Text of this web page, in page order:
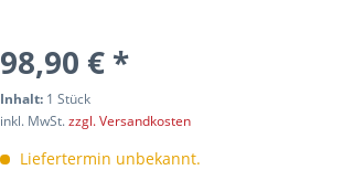
98,90 € *
Inhalt: 1 Stück
inkl. MwSt.zzgl. Versandkosten
Liefertermin unbekannt.